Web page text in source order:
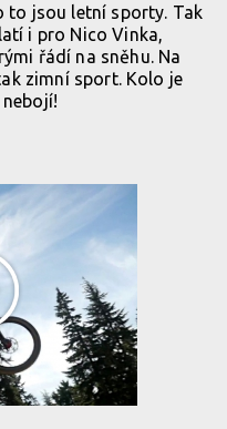
to jsou letní sporty. Tak
i pro Nico Vinka,
řádí na sněhu. Na
zimní sport. Kolo je